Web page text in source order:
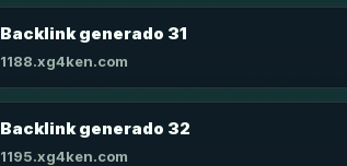
Backlink generado 31
1188.xg4ken.com
Backlink generado 32
1195.xg4ken.com